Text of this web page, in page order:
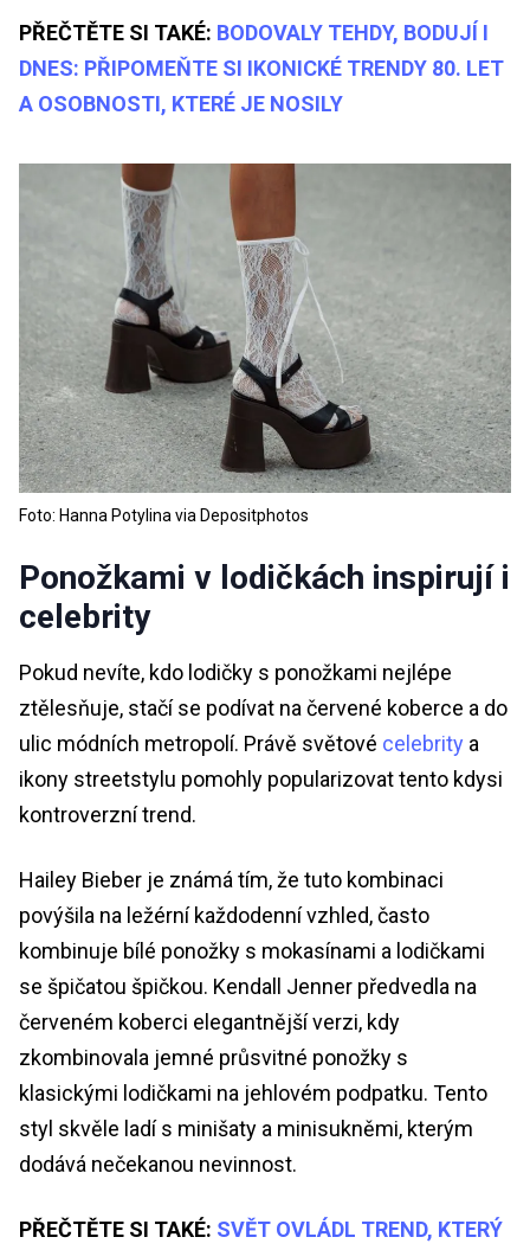
PŘEČTĚTE SI TAKÉ: BODOVALY TEHDY, BODUJÍ I
DNES: PŘIPOMEŇTE SI IKONICKÉ TRENDY 80. LET
A OSOBNOSTI, KTERÉ JE NOSILY
Foto: Hanna Potylina via Depositphotos
Ponožkami v lodičkách inspirují i
celebrity
Pokud nevíte, kdo lodičky s ponožkami nejlépe
ztělesňuje, stačí se podívat na červené koberce a do
ulic módních metropolí. Právě světové celebrity a
ikony streetstylu pomohly popularizovat tento kdysi
kontroverzní trend.
Hailey Bieber je známá tím, že tuto kombinaci
povýšila na ležérní každodenní vzhled, často
kombinuje bílé ponožky s mokasínami a lodičkami
se špičatou špičkou. Kendall Jenner předvedla na
červeném koberci elegantnější verzi, kdy
zkombinovala jemné průsvitné ponožky s
klasickými lodičkami na jehlovém podpatku. Tento
styl skvěle ladí s minišaty a minisukněmi, kterým
dodává nečekanou nevinnost.
PŘEČTĚTE SI TAKÉ: SVĚT OVLÁDL TREND, KTERÝ